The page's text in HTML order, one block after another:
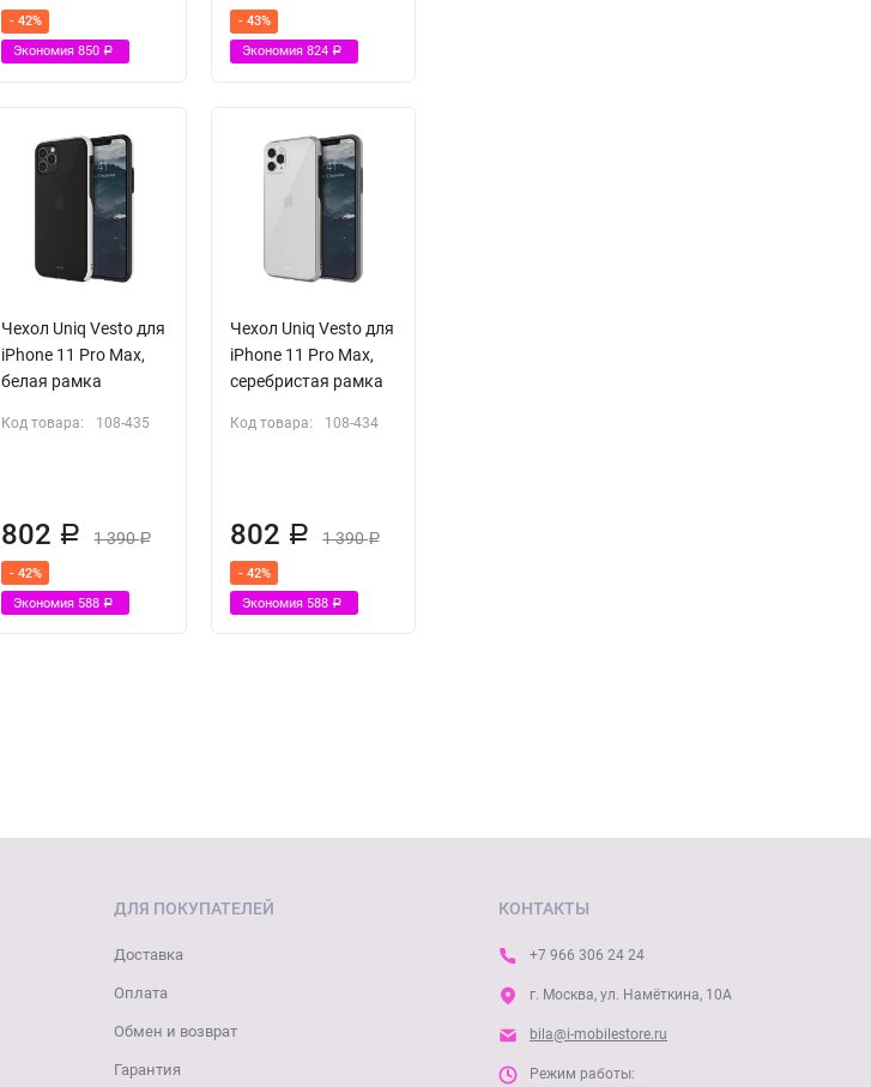
- 42%
Экономия850Р
- 43%
Экономия824Р
Чехол Uniq Vesto для
iPhone 11 Pro Max,
белая рамка
Код товара: 108-435
802 Р 1 390Р
- 42%
Экономия 588Р
Чехол Uniq Vesto для
iPhone 11 Pro Max,
серебристая рамка
Код товара: 108-434
802 Р 1 390Р
- 42%
Экономия 588Р
ДЛЯ ПОКУПАТЕЛЕЙ
Доставка
Оплата
Обмен и возврат
Гарантия
КОНТАКТЫ
+7 966 306 24 24
г. Москва, ул. Намёткина, 10А
bila@i-mobilestore.ru
Режим работы: